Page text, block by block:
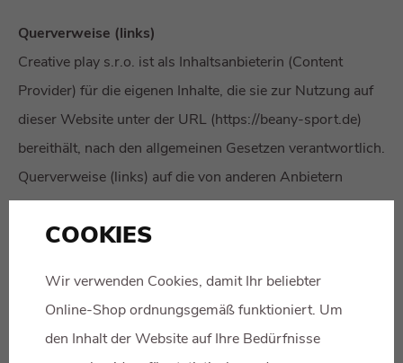
Querverweise (links)
Creative play s.r.o. ist als Inhaltsanbieterin (Content
Provider) für die eigenen Inhalte, die sie zur Nutzung auf
dieser Website unter der URL (https://beany-sport.de)
bereithält, nach den allgemeinen Gesetzen verantwortlich.
Querverweise (links) auf die von anderen Anbietern
eigenen Inhalten. Unter Nutzung der technischen
s.r.o. insofern fremde Inhalte zur Nutzung bereit. Creative
COOKIES
Wir verwenden Cookies, damit Ihr beliebter
Online-Shop ordnungsgemäß funktioniert. Um
den Inhalt der Website auf Ihre Bedürfnisse